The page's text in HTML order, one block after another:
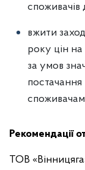
споживачів
вжити
року цін на
за умов
Рекомендації
ТОВ